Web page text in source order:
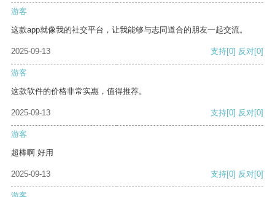
游客
这款app就像我的社交平台，让我能够与志同道合的朋友一起交流。
2025-09-13 支持[0] 反对[0]
游客
这款软件的价格非常实惠，值得推荐。
2025-09-13 支持[0] 反对[0]
游客
超棒啊 好用
2025-09-13 支持[0] 反对[0]